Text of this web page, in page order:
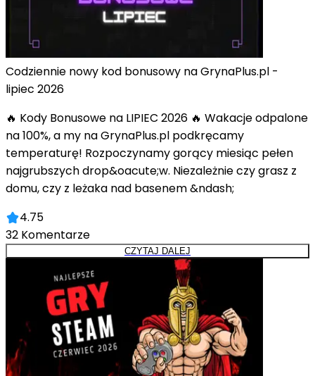
Codziennie nowy kod bonusowy na GrynaPlus.pl -
lipiec 2026
🔥 Kody Bonusowe na LIPIEC 2026 🔥 Wakacje odpalone
na 100%, a my na GrynaPlus.pl podkręcamy
temperaturę! Rozpoczynamy gorący miesiąc pełen
najgrubszych drop&oacute;w. Niezależnie czy grasz z
domu, czy z leżaka nad basenem &ndash;
4.75
32 Komentarze
CZYTAJ DALEJ